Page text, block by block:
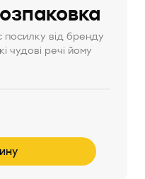
від бренду
чудові речі йому